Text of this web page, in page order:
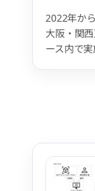
2022年か
大阪・関
ース内で
制約で現
楽しむ機
ない」と